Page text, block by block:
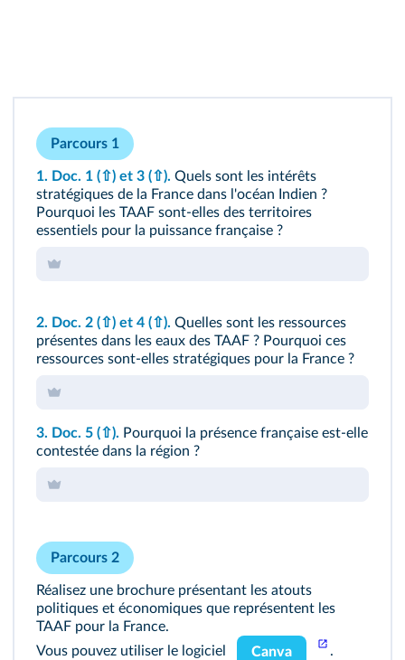
Parcours 1
1. Doc. 1 (⇧) et 3 (⇧). Quels sont les intérêts
stratégiques de la France dans l'océan Indien ?
Pourquoi les TAAF sont-elles des territoires
essentiels pour la puissance française ?
2. Doc. 2 (⇧) et 4 (⇧). Quelles sont les ressources
présentes dans les eaux des TAAF ? Pourquoi ces
ressources sont-elles stratégiques pour la France ?
3. Doc. 5 (⇧). Pourquoi la présence française est-elle
contestée dans la région ?
Parcours 2
Réalisez une brochure présentant les atouts
politiques et économiques que représentent les
TAAF pour la France.
Vous pouvez utiliser le logiciel
Canva .